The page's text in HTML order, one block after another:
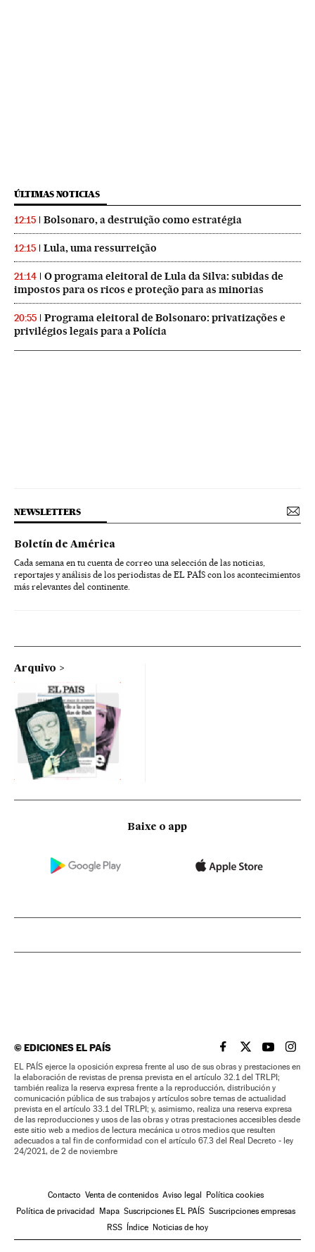
ÚLTIMAS NOTICIAS
12:15 Bolsonaro, a destruição como estratégia
12:15 Lula, uma ressurreição
21:14
O programa eleitoral de Lula da Silva: subidas de
impostos para os ricos e proteção para as minorias
20:55
Programa eleitoral de Bolsonaro: privatizações e
privilégios legais para a Polícia
NEWSLETTERS
Boletín de América
Cada semana en tu cuenta de correo una selección de las noticias,
reportajes y análisis de los periodistas de EL PAÍS con los acontecimientos
más relevantes del continente.
Arquivo
Baixe o app
©EDICIONES EL PAÍS EL PAÍS BRASIL EN
EL PAÍSEL PAÍS
EL
EL PAÍS ejerce la oposición expresa frente al uso de sus obras y prestaciones en
la elaboración de revistas de prensa prevista en el artículo 32.1 del TRLPI;
también realiza la reserva expresa frente a la reproducción, distribución y
comunicación pública de sus trabajos y artículos sobre temas de actualidad
prevista en el artículo 33.1 del TRLPI; y, asimismo, realiza una reserva expresa
de las reproducciones y usos de las obras y otras prestaciones accesibles desde
este sitio web a medios de lectura mecánica u otros medios que resulten
adecuados a tal fin de conformidad con el artículo 67.3 del Real Decreto - ley
24/2021, de 2 de noviembre
Contacto Venta de contenidos Aviso legal
Política cookies
Política de privacidad
Mapa Suscripciones EL PAÍS Suscripciones empresas
RSS
Índice Noticias de hoy